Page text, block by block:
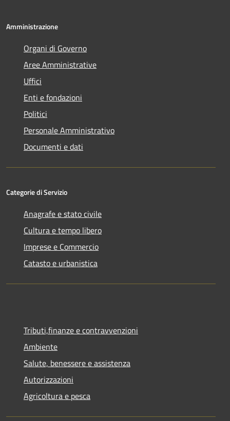
Amministrazione
Organi di Governo
Aree Amministrative
Uffici
Enti e fondazioni
Politici
Personale Amministrativo
Documenti e dati
Categorie di Servizio
Anagrafe e stato civile
Cultura e tempo libero
Imprese e Commercio
Catasto e urbanistica
Tributi,finanze e contravvenzioni
Ambiente
Salute, benessere e assistenza
Autorizzazioni
Agricoltura e pesca